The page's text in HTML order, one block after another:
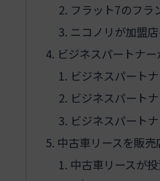
フラット7のフラ
ニコノリが加盟
ビジネスパートナ
ビジネスパート
ビジネスパート
ビジネスパート
中古車リースを販
中古車リースが